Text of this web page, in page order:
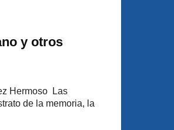
y otros
Hermoso Las
de la memoria, la